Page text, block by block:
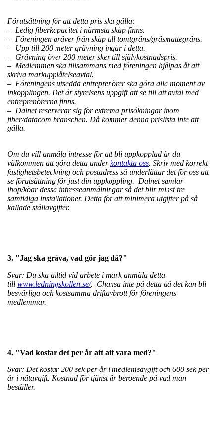
Förutsättning för att detta pris ska gälla:
– Ledig fiberkapacitet i närmsta skåp finns.
– Föreningen gräver från skåp till tomtgräns/gräsmattegräns.
– Upp till 200 meter grävning ingår i detta.
– Grävning över 200 meter sker till självkostnadspris.
– Medlemmen ska tillsammans med föreningen hjälpas åt att
skriva markupplåtelseavtal.
– Föreningens utsedda entreprenörer ska göra alla moment av
inkopplingen. Det är styrelsens uppgift att se till att avtal med
entreprenörerna finns.
– Dalnet reserverar sig för extrema prisökningar inom
fiber/datacom branschen. Då kommer denna prislista inte att
gälla.
Om du vill anmäla intresse för att bli uppkopplad är du
välkommen att göra detta underkontakta oss. Skriv med korrekt
fastighetsbeteckning och postadress så underlättar det för oss att
se förutsättning för just din uppkoppling. Dalnet samlar
ihop/köar dessa intresseanmälningar så det blir minst tre
samtidiga installationer. Detta för att minimera utgifter på så
kallade ställavgifter.
3. "Jag ska gräva, vad gör jag då?"
Svar: Du ska alltid vid arbete i mark anmäla detta
till www.ledningskollen.se/. Chansa inte på detta då det kan bli
besvärliga och kostsamma driftavbrott för föreningens
medlemmar.
4. "Vad kostar det per år att att vara med?"
Svar: Det kostar 200 sek per år i medlemsavgift och 600 sek per
år i nätavgift. Kostnad för tjänst är beroende på vad man
beställer.